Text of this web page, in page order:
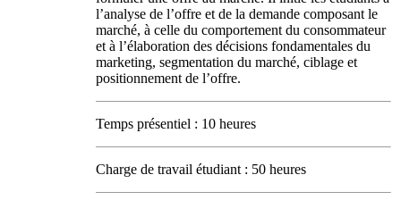
l’analyse de l’offre et de la demande composant le
marché, à celle du comportement du consommateur
et à l’élaboration des décisions fondamentales du
marketing, segmentation du marché, ciblage et
positionnement de l’offre.
Temps présentiel : 10 heures
Charge de travail étudiant : 50 heures